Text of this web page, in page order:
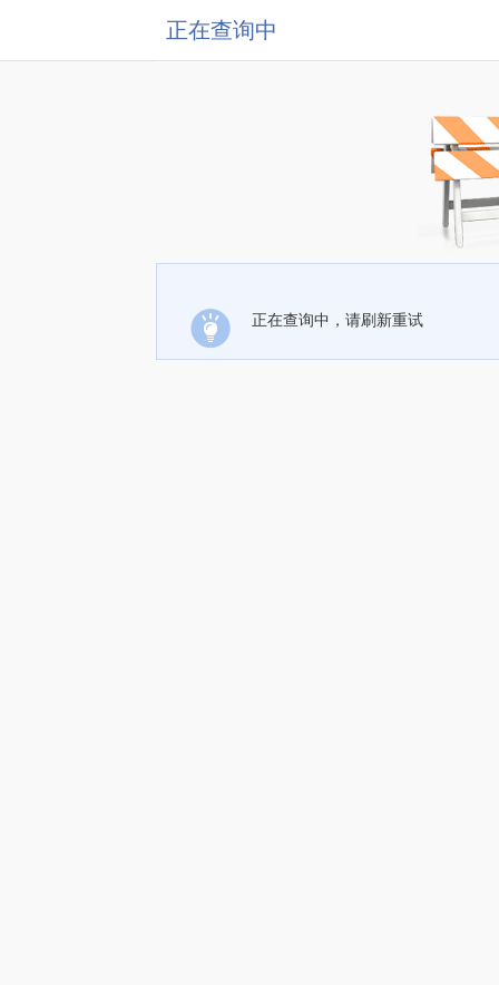
正在查询中
正在查询中，请刷新重试